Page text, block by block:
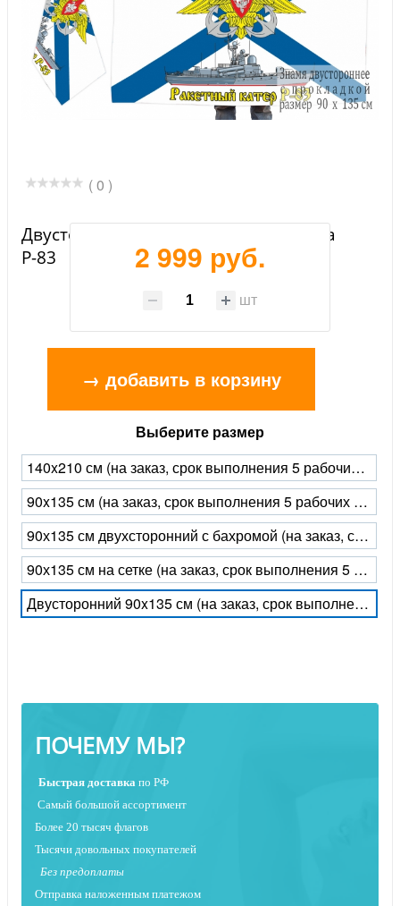
( 0 )
Двусторонний флаг ракетного катера
Р-83
2 999 руб.
шт
→ добавить в корзину
Выберите размер
140x210 см (на заказ, срок выполнения 5 рабочих дней)
90x135 см (на заказ, срок выполнения 5 рабочих дней)
90х135 см двухсторонний с бахромой (на заказ, срок выполнения 5 рабочих дней)
90х135 см на сетке (на заказ, срок выполнения 5 рабочих дней)
Двусторонний 90x135 см (на заказ, срок выполнения 5 рабочих дней)
ПОЧЕМУ МЫ?
Быстрая доставка по РФ
Самый большой ассортимент
Более 20 тысяч флагов
Тысячи довольных покупателей
Без предоплаты
Отправка наложенным платежом